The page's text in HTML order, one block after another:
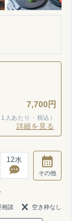
7,700円
1人あたり・税込）
詳細を見る
12水
その他
相談 空き枠なし